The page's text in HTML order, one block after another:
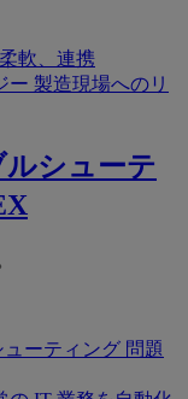
軟、連携
ー 製造現場へのリ
シューテ
ーティング 問題